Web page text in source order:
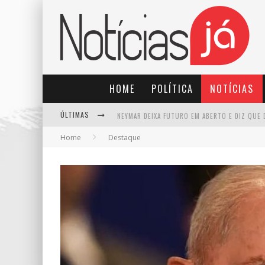
HOME POLÍTICA NOTÍCIAS
ÚLTIMAS
Home Destaque